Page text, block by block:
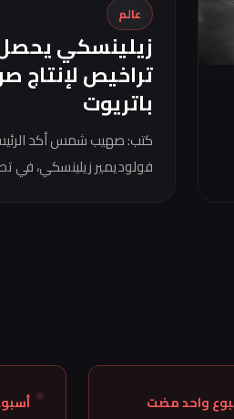
عالم
زيلينسكي
تراخيص لإنتاج
باتريوت
كتب: صهيب شمس أكد
فولوديمير زيلينسكي، في
واحد مضت